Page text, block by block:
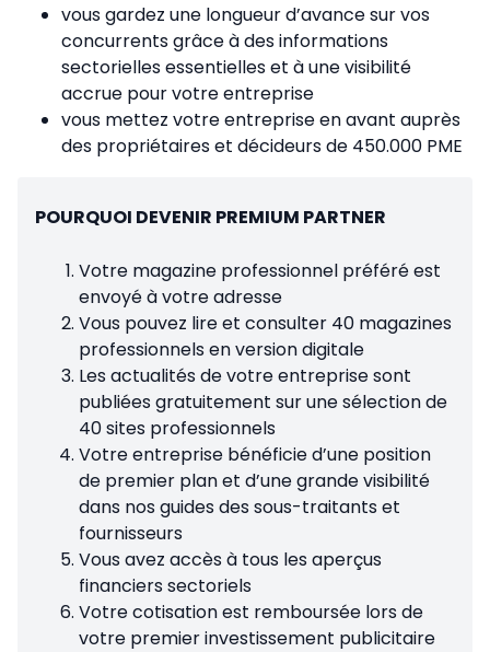
vous gardez une longueur d’avance sur vos
concurrents grâce à des informations
sectorielles essentielles et à une visibilité
accrue pour votre entreprise
vous mettez votre entreprise en avant auprès
des propriétaires et décideurs de 450.000 PME
POURQUOI DEVENIR PREMIUM PARTNER
Votre magazine professionnel préféré est
envoyé à votre adresse
Vous pouvez lire et consulter 40 magazines
professionnels en version digitale
Les actualités de votre entreprise sont
publiées gratuitement sur une sélection de
40 sites professionnels
Votre entreprise bénéficie d’une position
de premier plan et d’une grande visibilité
dans nos guides des sous-traitants et
fournisseurs
Vous avez accès à tous les aperçus
financiers sectoriels
Votre cotisation est remboursée lors de
votre premier investissement publicitaire